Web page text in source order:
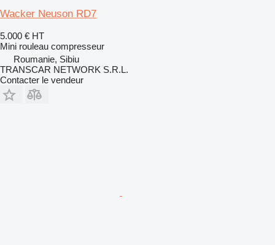
Wacker Neuson RD7
5.000 € HT
Mini rouleau compresseur
Roumanie, Sibiu
TRANSCAR NETWORK S.R.L.
Contacter le vendeur